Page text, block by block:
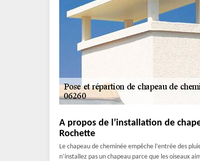
A propos de l’installation de
Rochette
Le chapeau de cheminée empêche l’entrée des
n’installez pas un chapeau parce que les oiseaux